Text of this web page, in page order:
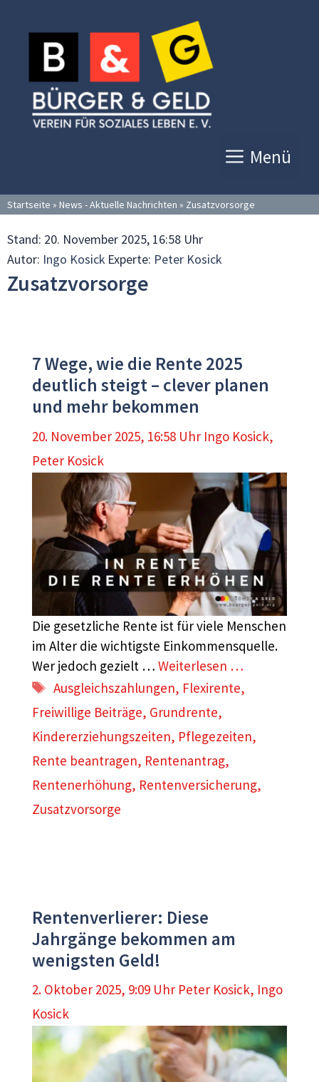
Inhalt
springen
Menü
Startseite » News - Aktuelle Nachrichten » Zusatzvorsorge
Stand: 20. November 2025, 16:58 Uhr
Autor: Ingo Kosick Experte: Peter Kosick
Zusatzvorsorge
7 Wege, wie die Rente 2025
deutlich steigt – clever planen
und mehr bekommen
20. November 2025, 16:58 Uhr Ingo Kosick,
Peter Kosick
Die gesetzliche Rente ist für viele Menschen
im Alter die wichtigste Einkommensquelle.
Wer jedoch gezielt … Weiterlesen …
Schlagwörter
Ausgleichszahlungen, Flexirente,
Freiwillige Beiträge, Grundrente,
Kindererziehungszeiten, Pflegezeiten,
Rente beantragen, Rentenantrag,
Rentenerhöhung, Rentenversicherung,
Zusatzvorsorge
Rentenverlierer: Diese
Jahrgänge bekommen am
wenigsten Geld!
2. Oktober 2025, 9:09 Uhr Peter Kosick, Ingo
Kosick